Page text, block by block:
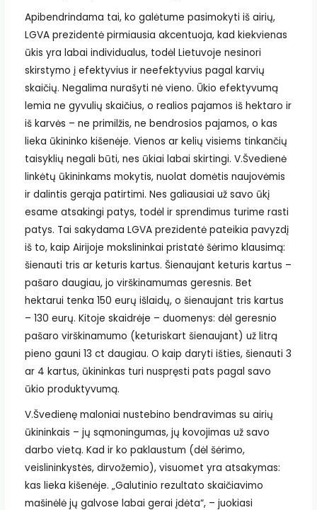
Apibendrindama tai, ko galėtume pasimokyti iš airių,
LGVA prezidentė pirmiausia akcentuoja, kad kiekvienas
ūkis yra labai individualus, todėl Lietuvoje nesinori
skirstymo į efektyvius ir neefektyvius pagal karvių
skaičių. Negalima nurašyti nė vieno. Ūkio efektyvumą
lemia ne gyvulių skaičius, o realios pajamos iš hektaro ir
iš karvės – ne primilžis, ne bendrosios pajamos, o kas
lieka ūkininko kišenėje. Vienos ar kelių visiems tinkančių
taisyklių negali būti, nes ūkiai labai skirtingi. V.Švedienė
linkėtų ūkininkams mokytis, nuolat domėtis naujovėmis
ir dalintis gerąja patirtimi. Nes galiausiai už savo ūkį
esame atsakingi patys, todėl ir sprendimus turime rasti
patys. Tai sakydama LGVA prezidentė pateikia pavyzdį
iš to, kaip Airijoje mokslininkai pristatė šėrimo klausimą:
šienauti tris ar keturis kartus. Šienaujant keturis kartus –
pašaro daugiau, jo virškinamumas geresnis. Bet
hektarui tenka 150 eurų išlaidų, o šienaujant tris kartus
– 130 eurų. Kitoje skaidrėje – duomenys: dėl geresnio
pašaro virškinamumo (keturiskart šienaujant) už litrą
pieno gauni 13 ct daugiau. O kaip daryti išties, šienauti 3
ar 4 kartus, ūkininkas turi nuspręsti pats pagal savo
ūkio produktyvumą.
V.Švedienę maloniai nustebino bendravimas su airių
ūkininkais – jų sąmoningumas, jų kovojimas už savo
darbo vietą. Kad ir ko paklaustum (dėl šėrimo,
veislininkystės, dirvožemio), visuomet yra atsakymas:
kas lieka kišenėje. „Galutinio rezultato skaičiavimo
mašinėlė jų galvose labai gerai įdėta“, – juokiasi